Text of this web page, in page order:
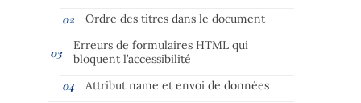
Ordre des titres dans le document
Erreurs de formulaires HTML qui
bloquent l’accessibilité
Attribut name et envoi de données